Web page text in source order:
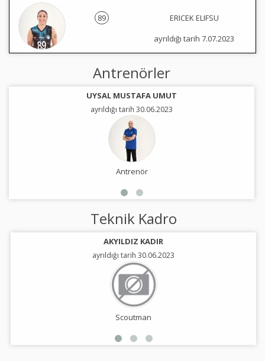
89
ERICEK ELIFSU
ayrıldığı tarih 7.07.2023
Antrenörler
UYSAL MUSTAFA UMUT
ayrıldığı tarih 30.06.2023
Antrenör
Teknik Kadro
AKYILDIZ KADIR
ayrıldığı tarih 30.06.2023
Scoutman